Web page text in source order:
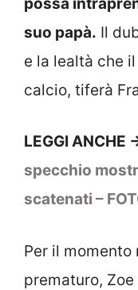
suo papà. Il
e la lealtà che
calcio, tiferà
LEGGI ANCHE -
specchio
scatenati –
Per il
prematuro,